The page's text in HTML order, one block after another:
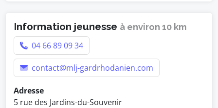
Information jeunesse à environ 10 km
04 66 89 09 34
contact@mlj-gardrhodanien.com
Adresse
5 rue des Jardins-du-Souvenir